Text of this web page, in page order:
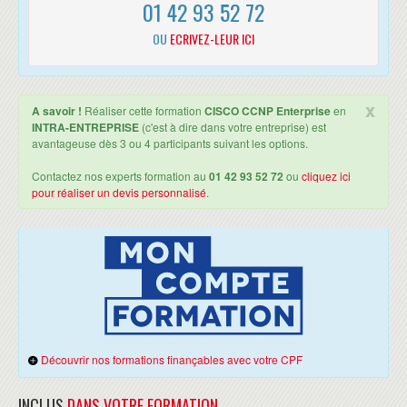
Roles de Cisco ISE er Cisco DNA Center in SD-Access
CISCO SD-WAN
Les composants du SD-WAN
SD-WAN Orchestration Plane
SD-WAN Control Plane
SD-WAN Data Plane
SD-WAN Automation and Analytics
COMPRENDRE LES BASES DE LA PROGRAMMATION PYTHON
Décrire les concpets du Python
Les données de type String
Les données de type Nombres
Les données de type Boolean
Ecriture et excéution de scripts
Analyse de code
INTRODUCTION AUX PROTOCOLES DE PROGRAMMABILITÉ
01 42 93 52 72
OU ECRIVEZ-LEUR ICI
x
A savoir ! Réaliser cette formation CISCO CCNP Enterpriseen
INTRA-ENTREPRISE (c'est à dire dans votre entreprise) est
avantageuse dès 3 ou 4 participants suivant les options.
Contactez nos experts formation au 01 42 93 52 72 ou cliquez ici
pour réaliser un devis personnalisé.
Découvrir nos formations finançables avec votre CPF